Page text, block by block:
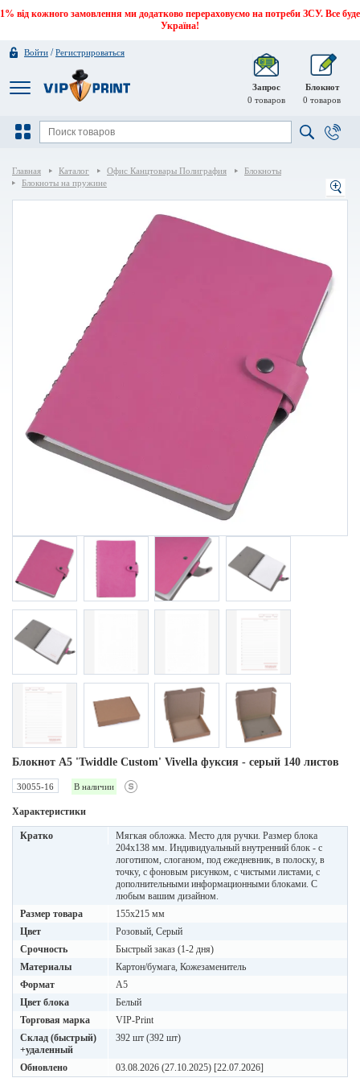
1% від кожного замовлення ми додатково перераховуємо на потреби ЗСУ. Все буде
Україна!
Войти /Регистрироваться
Запрос
0 товаров
Блокнот
0 товаров
Главная Каталог Офис Канцтовары Полиграфия
Блокноты
Блокноты на пружине
Блокнот А5 'Twiddle Custom' Vivella фуксия - серый 140 листов
30055-16 В наличии
Характеристики
Кратко
Мягкая обложка. Место для ручки. Размер блока
204х138 мм. Индивидуальный внутренний блок - с
логотипом, слоганом, под ежедневник, в полоску, в
точку, с фоновым рисунком, с чистыми листами, с
дополнительными информационными блоками. С
любым вашим дизайном.
Размер товара
155х215 мм
Цвет
Розовый, Серый
Срочность
Быстрый заказ (1-2 дня)
Материалы
Картон/бумага, Кожезаменитель
Формат
A5
Цвет блока
Белый
Торговая марка
VIP-Print
Склад (быстрый)
+удаленный
392 шт (392 шт)
Обновлено 03.08.2026 (27.10.2025) [22.07.2026]